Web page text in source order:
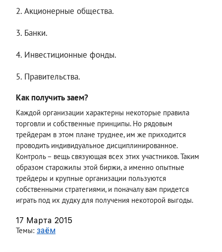
Акционерные общества.
Банки.
Инвестиционные фонды.
Правительства.
Как получить заем?
Каждой организации характерны некоторые правила
торговли и собственные принципы. Но рядовым
трейдерам в этом плане труднее, им же приходится
проводить индивидуальное дисциплинированное.
Контроль – вещь связующая всех этих участников. Таким
образом старожилы этой биржи, а именно опытные
трейдеры и крупные организации пользуются
собственными стратегиями, и поначалу вам придется
играть под их дудку для получения некоторой выгоды.
17 Марта 2015
Темы: заём